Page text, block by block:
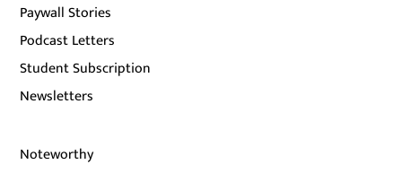
Paywall Stories
Podcast Letters
Student Subscription
Newsletters
Noteworthy